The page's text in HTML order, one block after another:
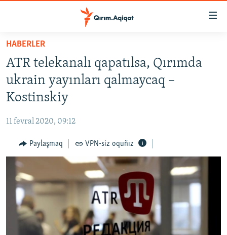
Esas
qaytmaq
Baş
navigatsiyağa
qaytmaq
Qıdıruvğa
HABERLER
SİYASET
İQTİSADİYAT
MEDENİYET
İNSAN AQLARI
VİDEO
SÜRET
BLOGLAR
FİKİR
HABERLER
ATR telekanalı qapatılsa, Qırımda
ukrain yayınları qalmaycaq –
Kostinskiy
11 fevral 2020, 09:12
Paylaşmaq VPN-siz oquñız